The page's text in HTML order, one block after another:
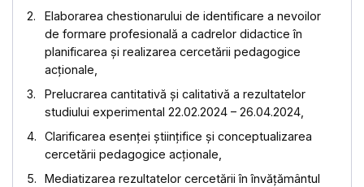
Elaborarea chestionarului de identificare a nevoilor
de formare profesională a cadrelor didactice în
planificarea și realizarea cercetării pedagogice
acționale,
Prelucrarea cantitativă și calitativă a rezultatelor
studiului experimental 22.02.2024 – 26.04.2024,
Clarificarea esenței științifice și conceptualizarea
cercetării pedagogice acționale,
Mediatizarea rezultatelor cercetării în învățământul